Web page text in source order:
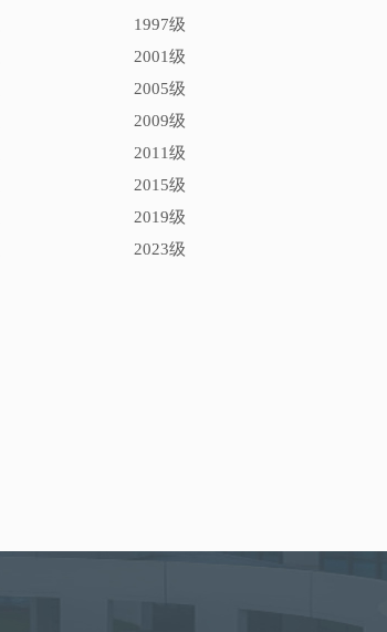
1997级
2001级
2005级
2009级
2011级
2015级
2019级
2023级